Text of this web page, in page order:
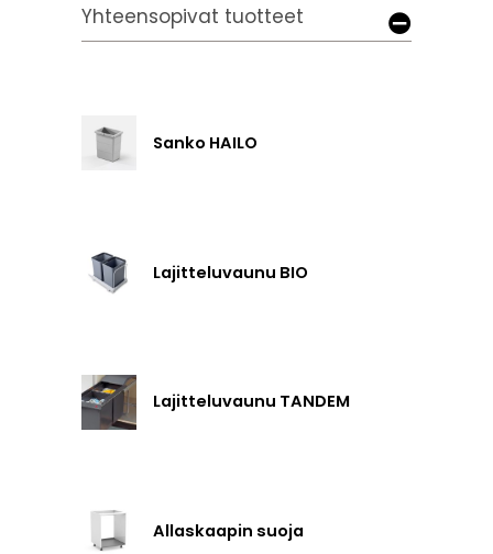
Yhteensopivat tuotteet
Sanko HAILO
Lajitteluvaunu BIO
Lajitteluvaunu TANDEM
Allaskaapin suoja